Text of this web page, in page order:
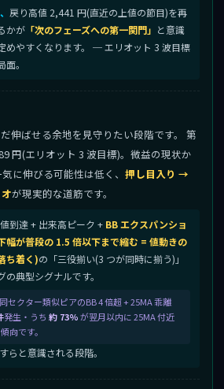
戻り高値 2,441 円(直近の上値の節目)を再
かが 「次のフェーズへの第一関門」 と意識
めやすくなります。 ─ エリオット 3 波目標
。
伸ばせる余地を見守りたい段階です。 第
円(エリオット 3 波目標)。微益の現状か
に伸びる可能性は低く、 押し目入り →
が現実的な道筋です。
到達 + 出来高ピーク + BB エクスパンショ
幅が普段の 1.5 倍以下まで縮む = 値動きの
ち着く)の「三役揃い(3 つが同時に揃う)」
典型シグナルです。
セクター類似ピアのBB 4 倍超 + 25MA 乖離
発生・うち 約 73%が翌月以内に 25MA 付近
向です。
と意識される段階。